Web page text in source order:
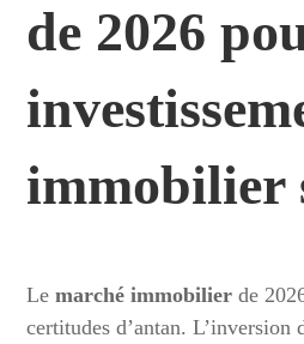
de 2026
immobilier
Lemarché immobilier de
certitudes d’antan. L’inversion